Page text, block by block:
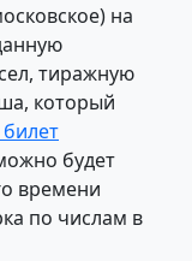
на
тиражную
который
будет
времени
по числам в